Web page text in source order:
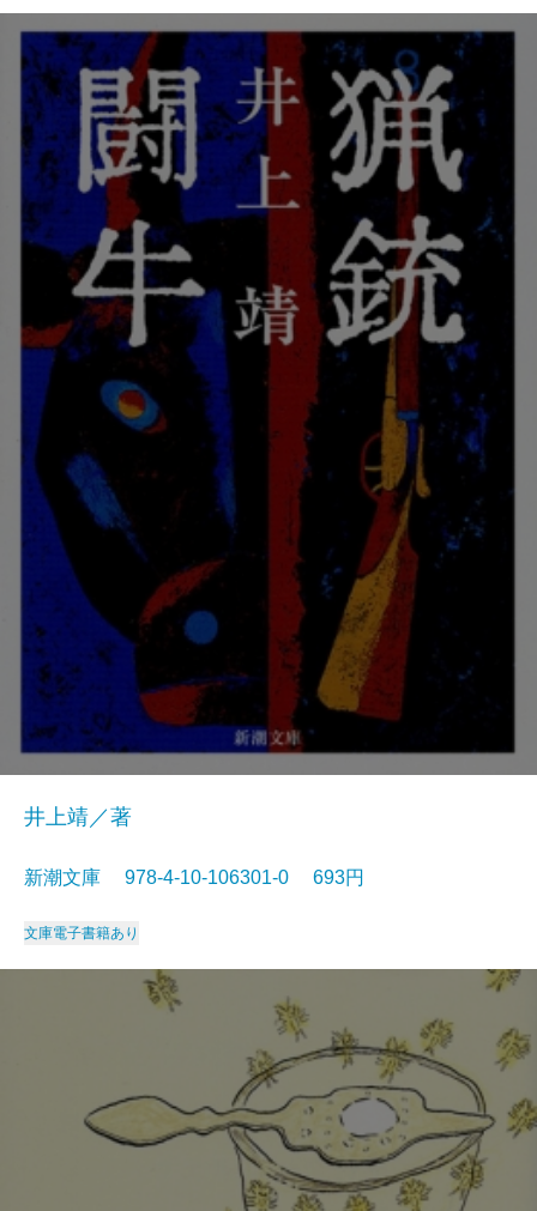
井上靖／著
新潮文庫 978-4-10-106301-0 693円
文庫電子書籍あり